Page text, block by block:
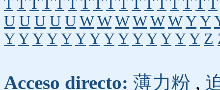
T T T T T T T T T T T T T T T T T
U U U U U W W W W W W Y Y
Y Y Y Y Y Y Y Y Y Y Y Y Y Y Z
Acceso directo: 薄力粉 ,